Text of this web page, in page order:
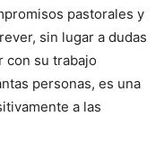
pastorales y
sin lugar a dudas
con su trabajo
personas, es una
a las